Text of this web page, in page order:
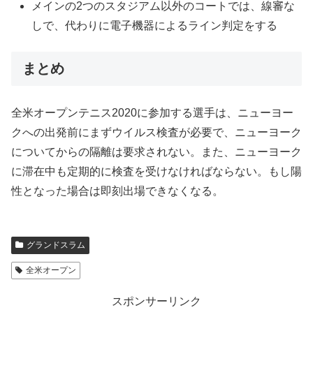
メインの2つのスタジアム以外のコートでは、線審な
しで、代わりに電子機器によるライン判定をする
まとめ
全米オープンテニス2020に参加する選手は、ニューヨー
クへの出発前にまずウイルス検査が必要で、ニューヨーク
についてからの隔離は要求されない。また、ニューヨーク
に滞在中も定期的に検査を受けなければならない。もし陽
性となった場合は即刻出場できなくなる。
グランドスラム
全米オープン
スポンサーリンク